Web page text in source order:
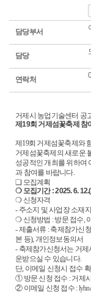
담당부서
담당
연락처
거제시 농업기술센터 공
제19회 거제섬꽃축제 참
제19회 거제섬꽃축제와
거제섬꽃축제의 새로운
성공적인 개최를 위하여
과 참여를 바랍니다.
❏ 모집계획
❍ 모집기간 : 2025. 6.
❍ 신청자격
- 주소지 및 사업장 소재
❍ 신청방법 : 방문 접수,
- 제출서류 : 축제참가신
본 등), 개인정보동의서
- 축제참가신청서는 거
운받으실 수 있습니다.
단, 이메일 신청시 접수
① 방문 신청 접수 : 거제
② 이메일 신청 접수 :